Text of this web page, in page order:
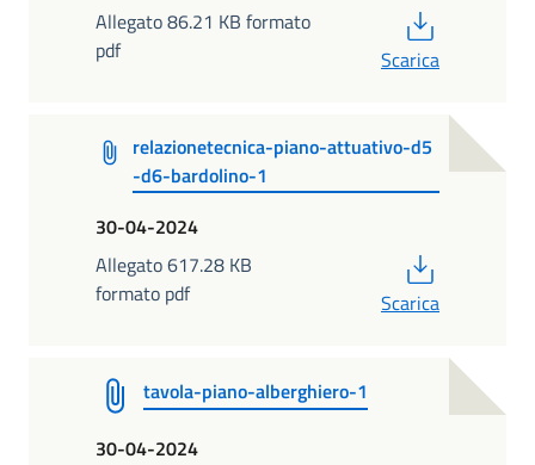
Allegato 86.21 KB formato
pdf
Scarica
relazionetecnica-piano-attuativo-d5
-d6-bardolino-1
30-04-2024
Allegato 617.28 KB
formato pdf
Scarica
tavola-piano-alberghiero-1
30-04-2024